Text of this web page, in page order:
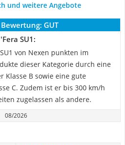
und weitere Angebote
GUT
SU1:
von Nexen punkten im
dieser Kategorie durch eine
Klasse B sowie eine gute
C. Zudem ist er bis 300 km/h
zugelassen als andere.
08/2026